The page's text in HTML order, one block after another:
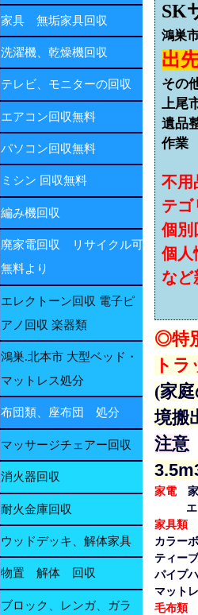
SK
鴻巣
出
その
上尾
遺品
作業
不用
テゴ
個別
個人
など
◎特
ト
(家
境
注意
家電
エア
家具類
カラー
ティー
パイプ
マット
毛布類
家具 無垢家具回収
洗濯機、乾燥機回収
テレビ、モニターの回収
エアコン回収無料
パソコン回収無料
ミシン 回収無料
編み機回収
廃家電回収 リサイクル可
無料より
エレクトーン回収 電子ピ
アノ回収 楽器類
鴻巣.北本市 大型ベッド・
マットレス処分
布団類、座布団 処分
マッサージチェアー回収
消火器回収
耐火金庫回収
ウッドデッキ、解体家具
物置 解体 回収
ブロック、レンガ、ガラ